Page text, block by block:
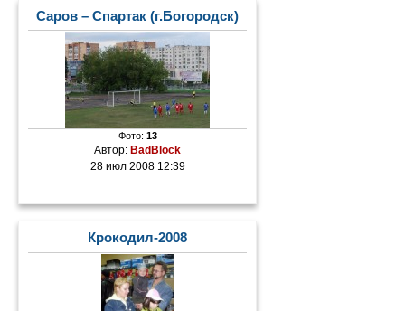
Саров – Спартак (г.Богородск)
Фото: 13
Автор: BadBlock
28 июл 2008 12:39
Крокодил-2008